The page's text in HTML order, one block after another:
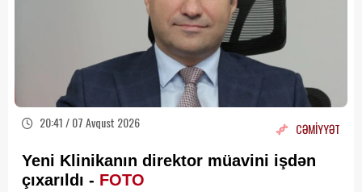
20:41 / 07 Avqust 2026 CƏMİYYƏT
Yeni Klinikanın direktor müavini işdən
çıxarıldı - FOTO